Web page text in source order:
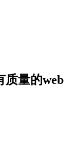
质量的web